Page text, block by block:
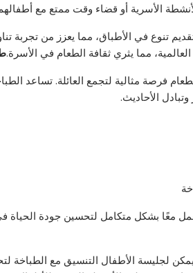
الأسرية أو قضاء وقت ممتع مع
تنوع في الأطباق، مما يعزز من تجربة
مما يثري ثقافة الطعام في الأسرة.
فرصة مثالية لتجمع العائلة. تساعد
الأحاديث.
معًا بشكل متكامل لتحسين جودة الحياة
يمكن لجليسة الأطفال التنسيق مع الطباخة